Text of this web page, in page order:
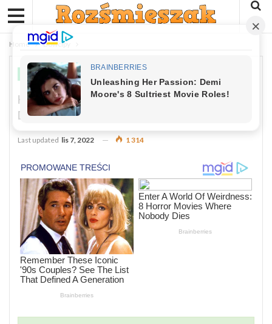
Home Dowcipy
DOWCIPY
Kawał: Przychodzi Jasio W Odwiedziny
Do Dziadka.
Last updated lis 7, 2022 1 314